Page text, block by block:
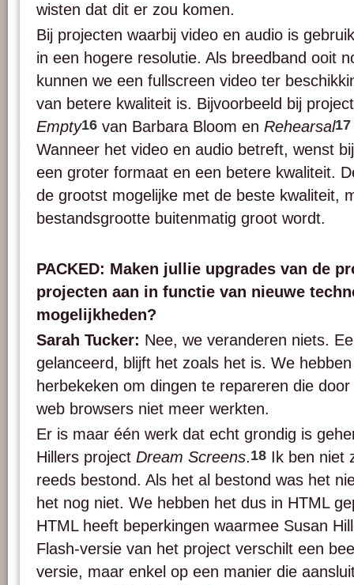
wisten dat dit er zou komen.
Bij projecten waarbij video en audio is
in een hogere resolutie. Als breedband ooit
kunnen we een fullscreen video ter
van betere kwaliteit is. Bijvoorbeeld bij
Empty16 van Barbara Bloom en Rehearsal17
Wanneer het video en audio betreft, wenst
een groter formaat en een betere kwaliteit.
de grootst mogelijke met de beste kwaliteit,
bestandsgrootte buitenmatig groot wordt.
PACKED: Maken jullie upgrades van de
projecten aan in functie van nieuwe
mogelijkheden?
Sarah Tucker: Nee, we veranderen niets.
gelanceerd, blijft het zoals het is. We
herbekeken om dingen te repareren die
web browsers niet meer werkten.
Er is maar één werk dat echt grondig is
Hillers project Dream Screens.18 Ik ben niet
reeds bestond. Als het al bestond was het
het nog niet. We hebben het dus in HTML
HTML heeft beperkingen waarmee Susan
Flash-versie van het project verschilt een
versie, maar enkel op een manier die